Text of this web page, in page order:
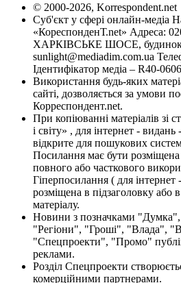
© 2000-2026, Korrespondent.net
Суб'єкт у сфері онлайн-медіа
«КореспонденТ.net» Адреса:
ХАРКІВСЬКЕ ШОСЕ, будинок
sunlight@mediadim.com.ua
Ідентифікатор медіа – R40-
Використання будь-яких
сайті, дозволяється за умови
Корреспондент.net.
При копіюванні матеріалів зі
і світу» , для інтернет -
відкрите для пошукових
Посилання має бути розміщена
повного або часткового
Гіперпосилання ( для
розміщена в підзаголовку або
матеріалу.
Новини з позначками
"Регіони", "Гроші", "Влада",
"Спецпроекти", "Промо"
реклами.
Розділ Спецпроекти
комерційними партнерами.